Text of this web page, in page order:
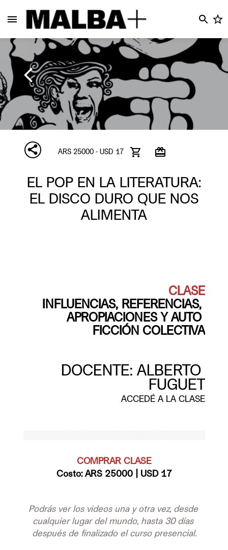
ARS 25000 - USD 17
EL POP EN LA LITERATURA:
EL DISCO DURO QUE NOS
ALIMENTA
INFLUENCIAS, REFERENCIAS,
APROPIACIONES Y AUTO
FICCIÓN COLECTIVA
DOCENTE: ALBERTO
ACCEDÉ A LA CLASE
Costo: ARS 25000 | USD 17
Podrás ver los videos una y otra vez, desde
cualquier lugar del mundo, hasta 30 días
después de finalizado el curso presencial.